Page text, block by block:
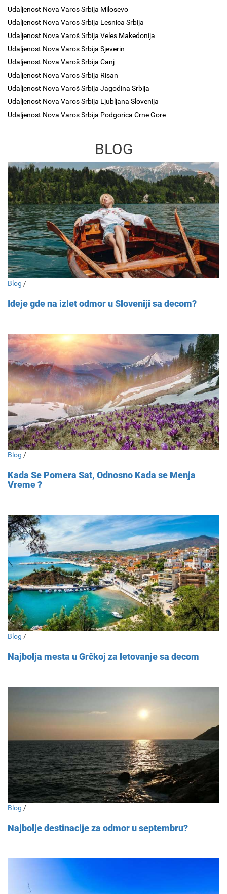
Udaljenost Nova Varos Srbija Milosevo
Udaljenost Nova Varos Srbija Lesnica Srbija
Udaljenost Nova Varoš Srbija Veles Makedonija
Udaljenost Nova Varos Srbija Sjeverin
Udaljenost Nova Varoš Srbija Canj
Udaljenost Nova Varos Srbija Risan
Udaljenost Nova Varoš Srbija Jagodina Srbija
Udaljenost Nova Varos Srbija Ljubljana Slovenija
Udaljenost Nova Varos Srbija Podgorica Crne Gore
BLOG
Blog /
Ideje gde na izlet odmor u Sloveniji sa decom?
Blog /
Kada Se Pomera Sat, Odnosno Kada se Menja
Vreme ?
Blog /
Najbolja mesta u Grčkoj za letovanje sa decom
Blog /
Najbolje destinacije za odmor u septembru?